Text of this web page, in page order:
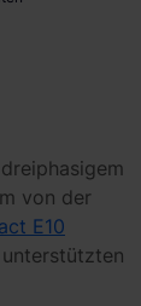
von der
E10